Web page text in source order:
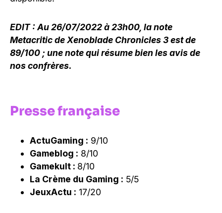
EDIT : Au 26/07/2022 à 23h00, la note
Metacritic de Xenoblade Chronicles 3 est de
89/100 ; une note qui résume bien les avis de
nos confrères.
Presse française
ActuGaming : 9/10
Gameblog : 8/10
Gamekult : 8/10
La Crème du Gaming : 5/5
JeuxActu : 17/20